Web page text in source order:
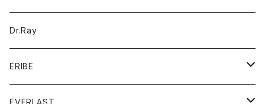
ジャケット
バッグ
キッズ
シャツ
Tシャツ
グッズ
帽子
トップス
Dr.Ray
ERIBE
ニット
EVERLAST